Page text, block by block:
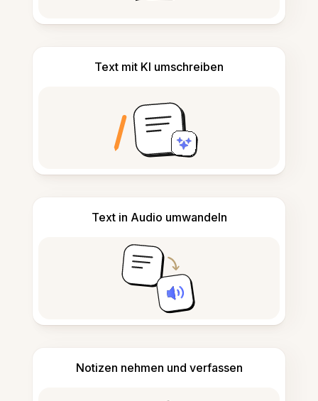
Text mit KI umschreiben
Text in Audio umwandeln
Notizen nehmen und verfassen